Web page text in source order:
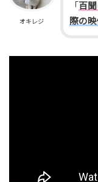
オキレジ
「 百
際の